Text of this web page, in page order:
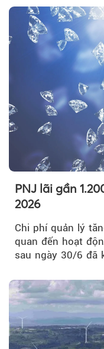
PNJ lãi gần
2026
Chi phí quản lý
quan đến hoạt
sau ngày 30/6 đã